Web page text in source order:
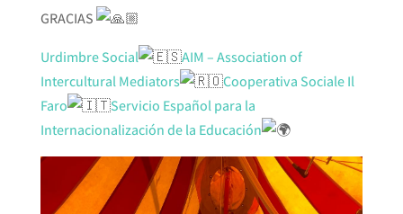
GRACIAS
Urdimbre Social
AIM – Association of
Intercultural Mediators
Cooperativa Sociale Il
Faro
Servicio Español para la
Internacionalización de la Educación